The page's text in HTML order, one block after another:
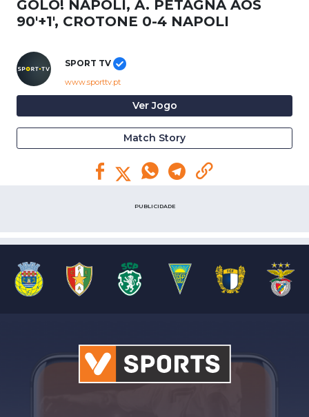
GOLO! NAPOLI, A. PETAGNA AOS
90'+1', CROTONE 0-4 NAPOLI
SPORT TV
www.sporttv.pt
Ver Jogo
Match Story
PUBLICIDADE